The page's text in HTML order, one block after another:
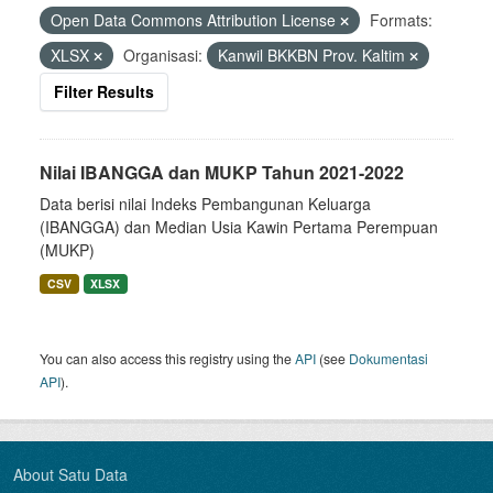
Open Data Commons Attribution License
Formats:
XLSX
Organisasi:
Kanwil BKKBN Prov. Kaltim
Filter Results
Nilai IBANGGA dan MUKP Tahun 2021-2022
Data berisi nilai Indeks Pembangunan Keluarga
(IBANGGA) dan Median Usia Kawin Pertama Perempuan
(MUKP)
CSV XLSX
You can also access this registry using theAPI (see Dokumentasi
API).
About Satu Data